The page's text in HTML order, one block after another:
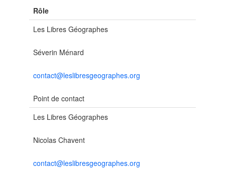
Rôle
Les Libres Géographes
Séverin Ménard
contact@leslibresgeographes.org
Point de contact
Les Libres Géographes
Nicolas Chavent
contact@leslibresgeographes.org